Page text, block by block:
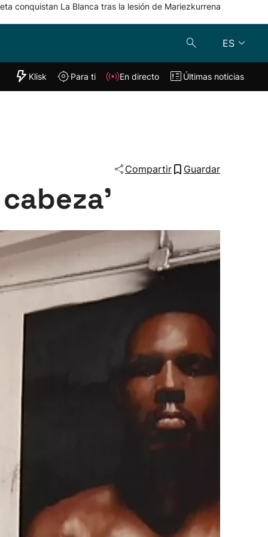
conquistan La Blanca tras la lesión de Mariezkurrena
ES
"Helmuga"
Klisk En directo
Klisk Para ti En directo Últimas noticias
Compartir Guardar